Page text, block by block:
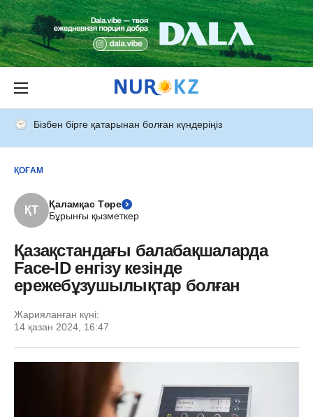
Бізбен бірге қатарынан болған күндеріңіз
ҚОҒАМ
ҚТ
Қаламқас Төре
Бұрынғы қызметкер
Қазақстандағы балабақшаларда
Face-ID енгізу кезінде
ережебұзушылықтар болған
Жарияланған күні:
14 қазан 2024, 16:47